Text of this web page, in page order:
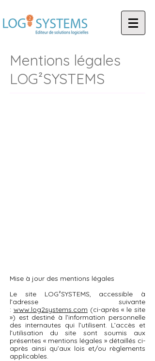
Mentions légales
LOG²SYSTEMS
Mise à jour des mentions légales
Le site LOG²SYSTEMS, accessible à
l’adresse suivante
: www.log2systems.com (ci-après « le site
») est destiné à l’information personnelle
des internautes qui l’utilisent. L’accès et
l’utilisation du site sont soumis aux
présentes « mentions légales » détaillés ci-
après ainsi qu’aux lois et/ou règlements
applicables.